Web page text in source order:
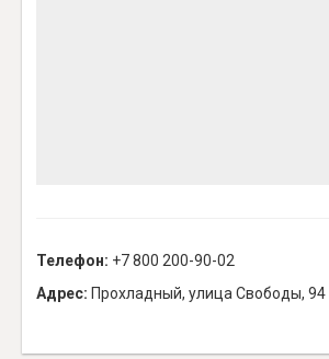
Телефон: +7 800 200-90-02
Адрес: Прохладный, улица Свободы, 94